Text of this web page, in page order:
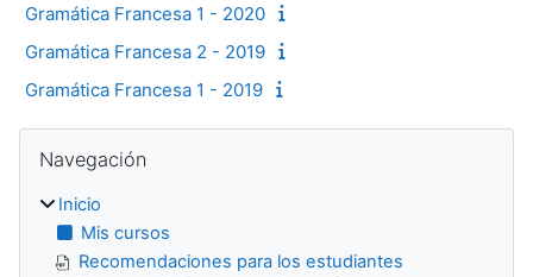
Gramática Francesa 1 - 2020
Gramática Francesa 2 - 2019
Gramática Francesa 1 - 2019
Bloques
Navegación
Inicio
Mis cursos
Recomendaciones para los estudiantes